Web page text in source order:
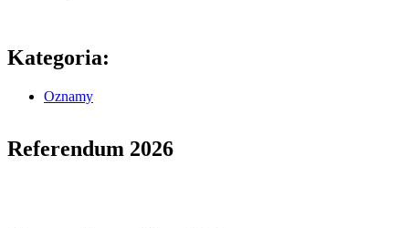
Kategoria:
Oznamy
Referendum 2026